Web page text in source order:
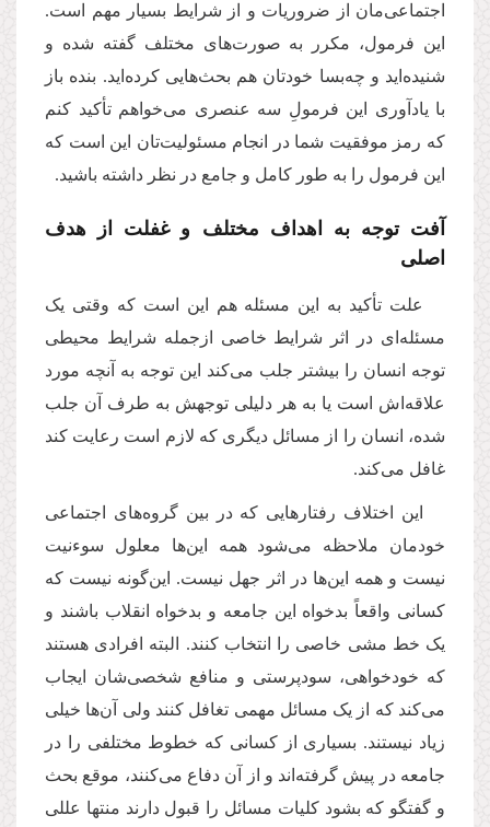
اجتماعی‌مان از ضروریات و از شرایط بسیار مهم است.
این فرمول، مکرر به صورت‌های مختلف گفته شده و
شنیده‌اید و چه‌بسا خودتان هم بحث‌هایی کرده‌اید. بنده باز
با یادآوری این فرمولِ سه عنصری می‌خواهم تأکید کنم
که رمز موفقیت شما در انجام مسئولیت‌تان این است که
این فرمول را به طور کامل و جامع در نظر داشته باشید.
آفت توجه به اهداف مختلف و غفلت از هدف
اصلی
علت تأکید به این مسئله هم این است که وقتی یک
مسئله‌ای در اثر شرایط خاصی ازجمله شرایط محیطی
توجه انسان را بیشتر جلب می‌کند این توجه به آنچه مورد
علاقه‌اش است یا به هر دلیلی توجهش به طرف آن جلب
شده، انسان را از مسائل دیگری که لازم است رعایت کند
غافل می‌کند.
این اختلاف رفتارهایی که در بین گروه‌های اجتماعی
خودمان ملاحظه می‌شود همه‌ این‌ها معلول سوءنیت
نیست و همه‌ این‌ها در اثر جهل نیست. این‌گونه نیست که
کسانی واقعاً بدخواه این جامعه و بدخواه انقلاب باشند و
یک خط مشی خاصی را انتخاب کنند. البته افرادی هستند
که خودخواهی، سودپرستی و منافع شخصی‌شان ایجاب
می‌کند که از یک مسائل مهمی تغافل کنند ولی آن‌ها خیلی
زیاد نیستند. بسیاری از کسانی که خطوط مختلفی را در
جامعه در پیش گرفته‌اند و از آن دفاع می‌کنند، موقع بحث
و گفتگو که بشود کلیات مسائل را قبول دارند منتها عللی